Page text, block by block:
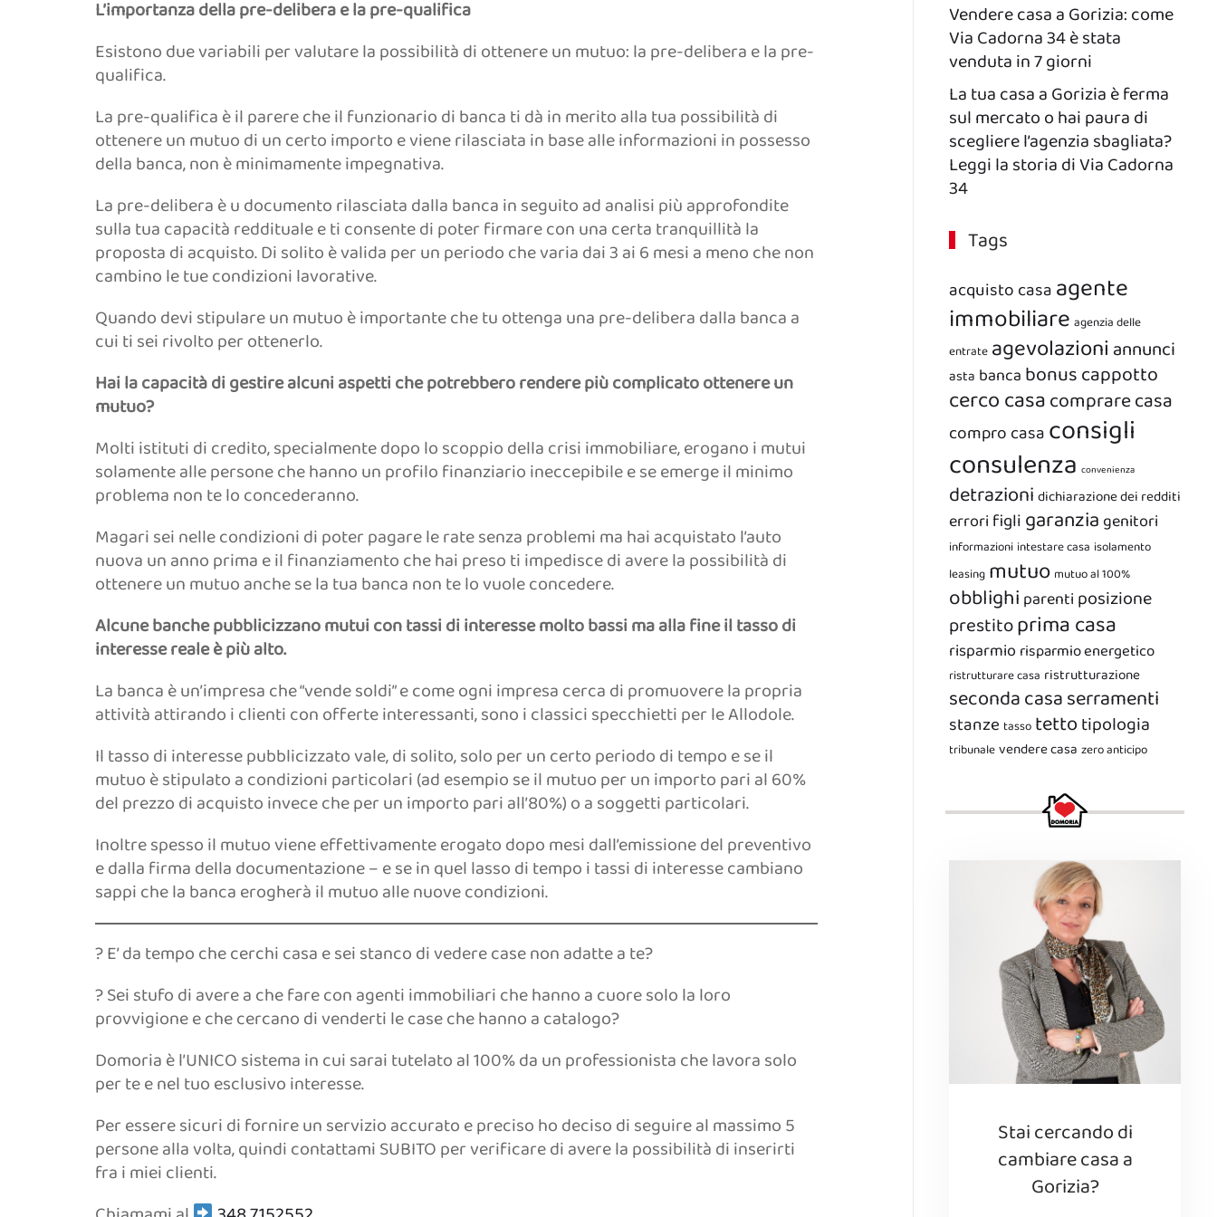
L’importanza della pre-delibera e la pre-qualifica
Esistono due variabili per valutare la possibilità di ottenere un mutuo: la pre-delibera e la pre-
qualifica.
La pre-qualifica è il parere che il funzionario di banca ti dà in merito alla tua possibilità di
ottenere un mutuo di un certo importo e viene rilasciata in base alle informazioni in possesso
della banca, non è minimamente impegnativa.
La pre-delibera è u documento rilasciata dalla banca in seguito ad analisi più approfondite
sulla tua capacità reddituale e ti consente di poter firmare con una certa tranquillità la
proposta di acquisto. Di solito è valida per un periodo che varia dai 3 ai 6 mesi a meno che non
cambino le tue condizioni lavorative.
Quando devi stipulare un mutuo è importante che tu ottenga una pre-delibera dalla banca a
cui ti sei rivolto per ottenerlo.
Hai la capacità di gestire alcuni aspetti che potrebbero rendere più complicato ottenere un
mutuo?
Molti istituti di credito, specialmente dopo lo scoppio della crisi immobiliare, erogano i mutui
solamente alle persone che hanno un profilo finanziario ineccepibile e se emerge il minimo
problema non te lo concederanno.
Magari sei nelle condizioni di poter pagare le rate senza problemi ma hai acquistato l’auto
nuova un anno prima e il finanziamento che hai preso ti impedisce di avere la possibilità di
ottenere un mutuo anche se la tua banca non te lo vuole concedere.
Alcune banche pubblicizzano mutui con tassi di interesse molto bassi ma alla fine il tasso di
interesse reale è più alto.
La banca è un’impresa che “vende soldi” e come ogni impresa cerca di promuovere la propria
attività attirando i clienti con offerte interessanti, sono i classici specchietti per le Allodole.
Il tasso di interesse pubblicizzato vale, di solito, solo per un certo periodo di tempo e se il
mutuo è stipulato a condizioni particolari (ad esempio se il mutuo per un importo pari al 60%
del prezzo di acquisto invece che per un importo pari all’80%) o a soggetti particolari.
Inoltre spesso il mutuo viene effettivamente erogato dopo mesi dall’emissione del preventivo
e dalla firma della documentazione – e se in quel lasso di tempo i tassi di interesse cambiano
sappi che la banca erogherà il mutuo alle nuove condizioni.
? E’ da tempo che cerchi casa e sei stanco di vedere case non adatte a te?
? Sei stufo di avere a che fare con agenti immobiliari che hanno a cuore solo la loro
provvigione e che cercano di venderti le case che hanno a catalogo?
Domoria è l’UNICO sistema in cui sarai tutelato al 100% da un professionista che lavora solo
per te e nel tuo esclusivo interesse.
Per essere sicuri di fornire un servizio accurato e preciso ho deciso di seguire al massimo 5
persone alla volta, quindi contattami SUBITO per verificare di avere la possibilità di inserirti
fra i miei clienti.
Vendere casa a Gorizia: come
Via Cadorna 34 è stata
venduta in 7 giorni
La tua casa a Gorizia è ferma
sul mercato o hai paura di
scegliere l’agenzia sbagliata?
Leggi la storia di Via Cadorna
34
Tags
acquisto casaagente
immobiliare agenzia delle
entrate agevolazioniannunci
asta bancabonuscappotto
cerco casacomprare casa
compro casaconsigli
consulenza convenienza
detrazionidichiarazione dei redditi
errorifigligaranziagenitori
informazioni intestare casa isolamento
leasing mutuo mutuo al 100%
obblighiparentiposizione
prestitoprima casa
risparmio risparmio energetico
ristrutturare casa ristrutturazione
seconda casaserramenti
stanze tasso tettotipologia
tribunalevendere casa zero anticipo
Stai cercando di
cambiare casa a
Gorizia?